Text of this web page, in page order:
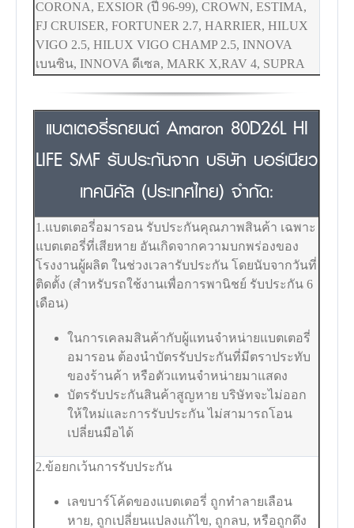
CORONA, EXSIOR (ปี 96-99), CROWN, ESTIMA,
FJ CRUISER, FORTUNER 2.7, HARRIER, HILUX
VIGO 2.5, HILUX VIGO CHAMP 2.5, INNOVA
เบนซิน, INNOVA ดีเซล, MARK X,RAV 4, SUPRA
แบตเตอรี่รถยนต์ Amaron 80D26L HI
LIFE SMF รับประกันจาก บริษัท บอร์เนียว
เทคนิคัล (ประเทศไทย) จำกัด:
1.แบตเตอรี่อมารอน รับประกันคุณภาพสินค้า เฉพาะ
แบตเตอรี่ที่เสียหาย อันเกิดจากความบกพร่องของ
โรงงานผู้ผลิต ในช่วงเวลารับประกัน โดยนับจากวันที่
ติดตั้ง (สำหรับรถใช้งานเพื่อการพานิชย์ รับประกัน 6
เดือน)
ในการเคลมสินค้ากับผู้แทนจำหน่ายแบตเตอรี่
อมารอน ต้องนำบัตรรับประกันที่มีตราประทับ
ของร้านค้า หรือตัวแทนจำหน่ายมาแสดง
บัตรรับประกันสินค้าสูญหาย บริษัทจะไม่ออก
ให้ใหม่และการรับประกัน ไม่สามารถโอน
เปลี่ยนมือได้
2.ข้อยกเว้นการรับประกัน
เลขบาร์โค้ดของแบตเตอรี่ ถูกทำลายเลือน
หาย, ถูกเปลี่ยนแปลงแก้ไข, ถูกลบ, หรือถูกดึง